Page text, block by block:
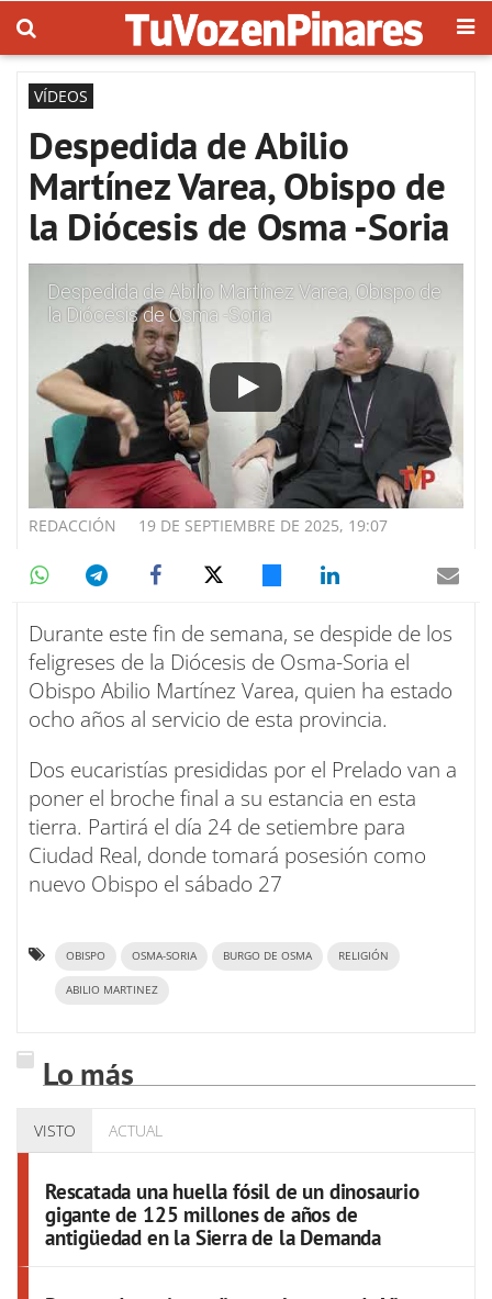
VÍDEOS
Despedida de Abilio
Martínez Varea, Obispo de
la Diócesis de Osma -Soria
Despedida de Abilio Martínez Varea, Obispo de
la Diócesis de Osma -Soria
19 DE SEPTIEMBRE DE 2025, 19:07
REDACCIÓN
Durante este fin de semana, se despide de los
feligreses de la Diócesis de Osma-Soria el
Obispo Abilio Martínez Varea, quien ha estado
ocho años al servicio de esta provincia.
Dos eucaristías presididas por el Prelado van a
poner el broche final a su estancia en esta
tierra. Partirá el día 24 de setiembre para
Ciudad Real, donde tomará posesión como
nuevo Obispo el sábado 27
OBISPO OSMA-SORIA BURGO DE OSMA RELIGIÓN
ABILIO MARTINEZ
Lo más
VISTO ACTUAL
Rescatada una huella fósil de un dinosaurio
gigante de 125 millones de años de
antigüedad en la Sierra de la Demanda